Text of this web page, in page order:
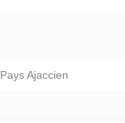
Pays Ajaccien